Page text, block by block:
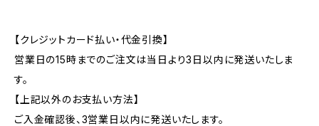
【クレジットカード払い・代金引換】
営業日の15時までのご注文は当日より3日以内に発送いたしま
す。
【上記以外のお支払い方法】
ご入金確認後、3営業日以内に発送いたします。